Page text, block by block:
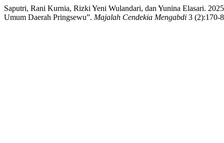
Saputri, Rani Kurnia, Rizki Yeni Wulandari, dan Yunina Elasari.
Umum Daerah Pringsewu”. Majalah Cendekia Mengabdi 3 (2):170-